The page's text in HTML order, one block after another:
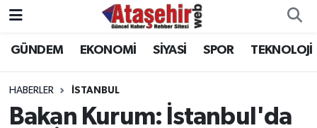
GÜNDEM EKONOMİ SİYASİ SPOR TEKNOLOJİ
HABERLER İSTANBUL
Bakan Kurum: İstanbul'da
Hava Durumu
Trafik Durumu
Süper Lig Puan Durumu ve Fikstür